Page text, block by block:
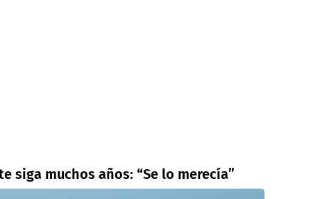
siga muchos años: “Se lo merecía”